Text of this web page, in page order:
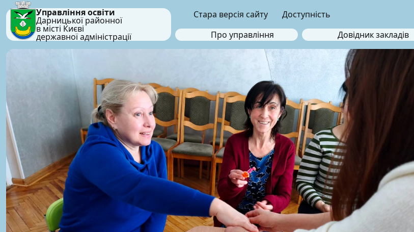
Управління освіти
Дарницької районної
в місті Києві
державної адміністрації
Стара версія сайту Доступність
Про управління
Довідник закладів